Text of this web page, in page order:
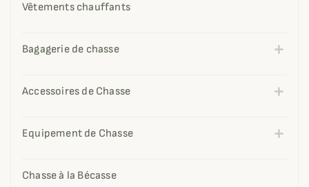
Vêtements chauffants
Bagagerie de chasse
Accessoires de Chasse
Equipement de Chasse
Chasse à la Bécasse